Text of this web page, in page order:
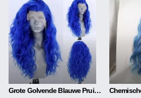
Grote Golvende Blauwe Pruik Met Front Lace